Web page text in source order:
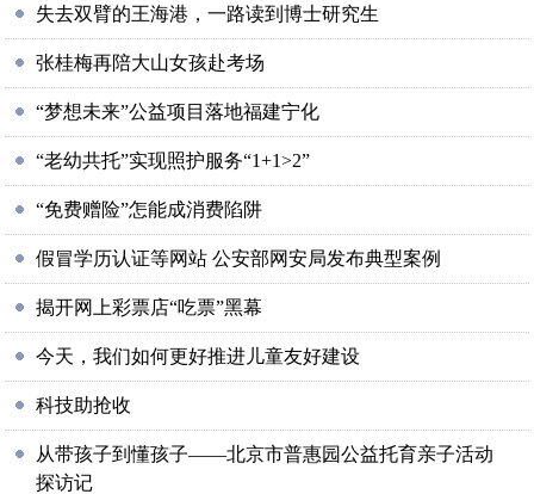
失去双臂的王海港，一路读到博士研究生
张桂梅再陪大山女孩赴考场
“梦想未来”公益项目落地福建宁化
“老幼共托”实现照护服务“1+1>2”
“免费赠险”怎能成消费陷阱
假冒学历认证等网站 公安部网安局发布典型案例
揭开网上彩票店“吃票”黑幕
今天，我们如何更好推进儿童友好建设
科技助抢收
从带孩子到懂孩子——北京市普惠园公益托育亲子活动
探访记